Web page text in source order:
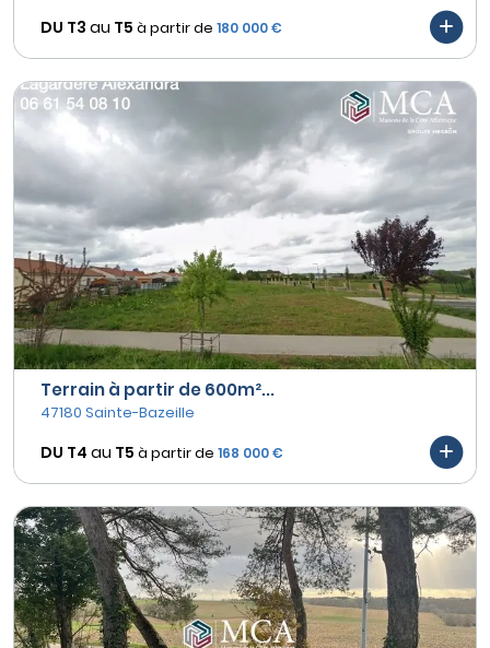
DU T3 au T5 à partir de 180 000 €
Terrain à partir de 600m²...
47180 Sainte-Bazeille
DU T4 au T5 à partir de 168 000 €